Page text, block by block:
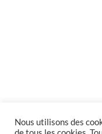
Nous utilisons des